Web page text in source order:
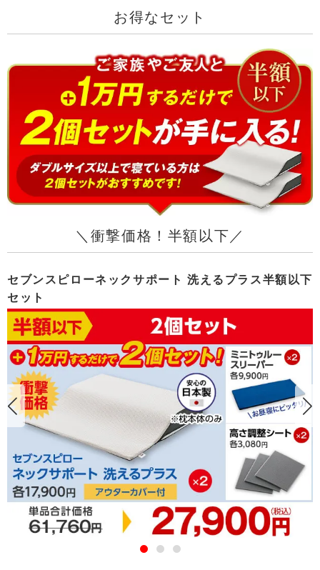
お得なセット
＼衝撃価格！半額以下／
セブンスピローネックサポート 洗えるプラス半額以下
セット